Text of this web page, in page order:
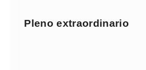
Pleno extraordinario